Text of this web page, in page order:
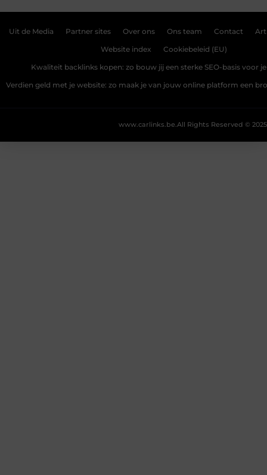
Uit de Media Partner sites Over ons Ons team Contact
Website index Cookiebeleid (EU)
Kwaliteit backlinks kopen: zo bouw jij een sterke SEO-basis voor
Verdien geld met je website: zo maak je van jouw online platform een
All Rights Reserved © 2025
www.carlinks.be.